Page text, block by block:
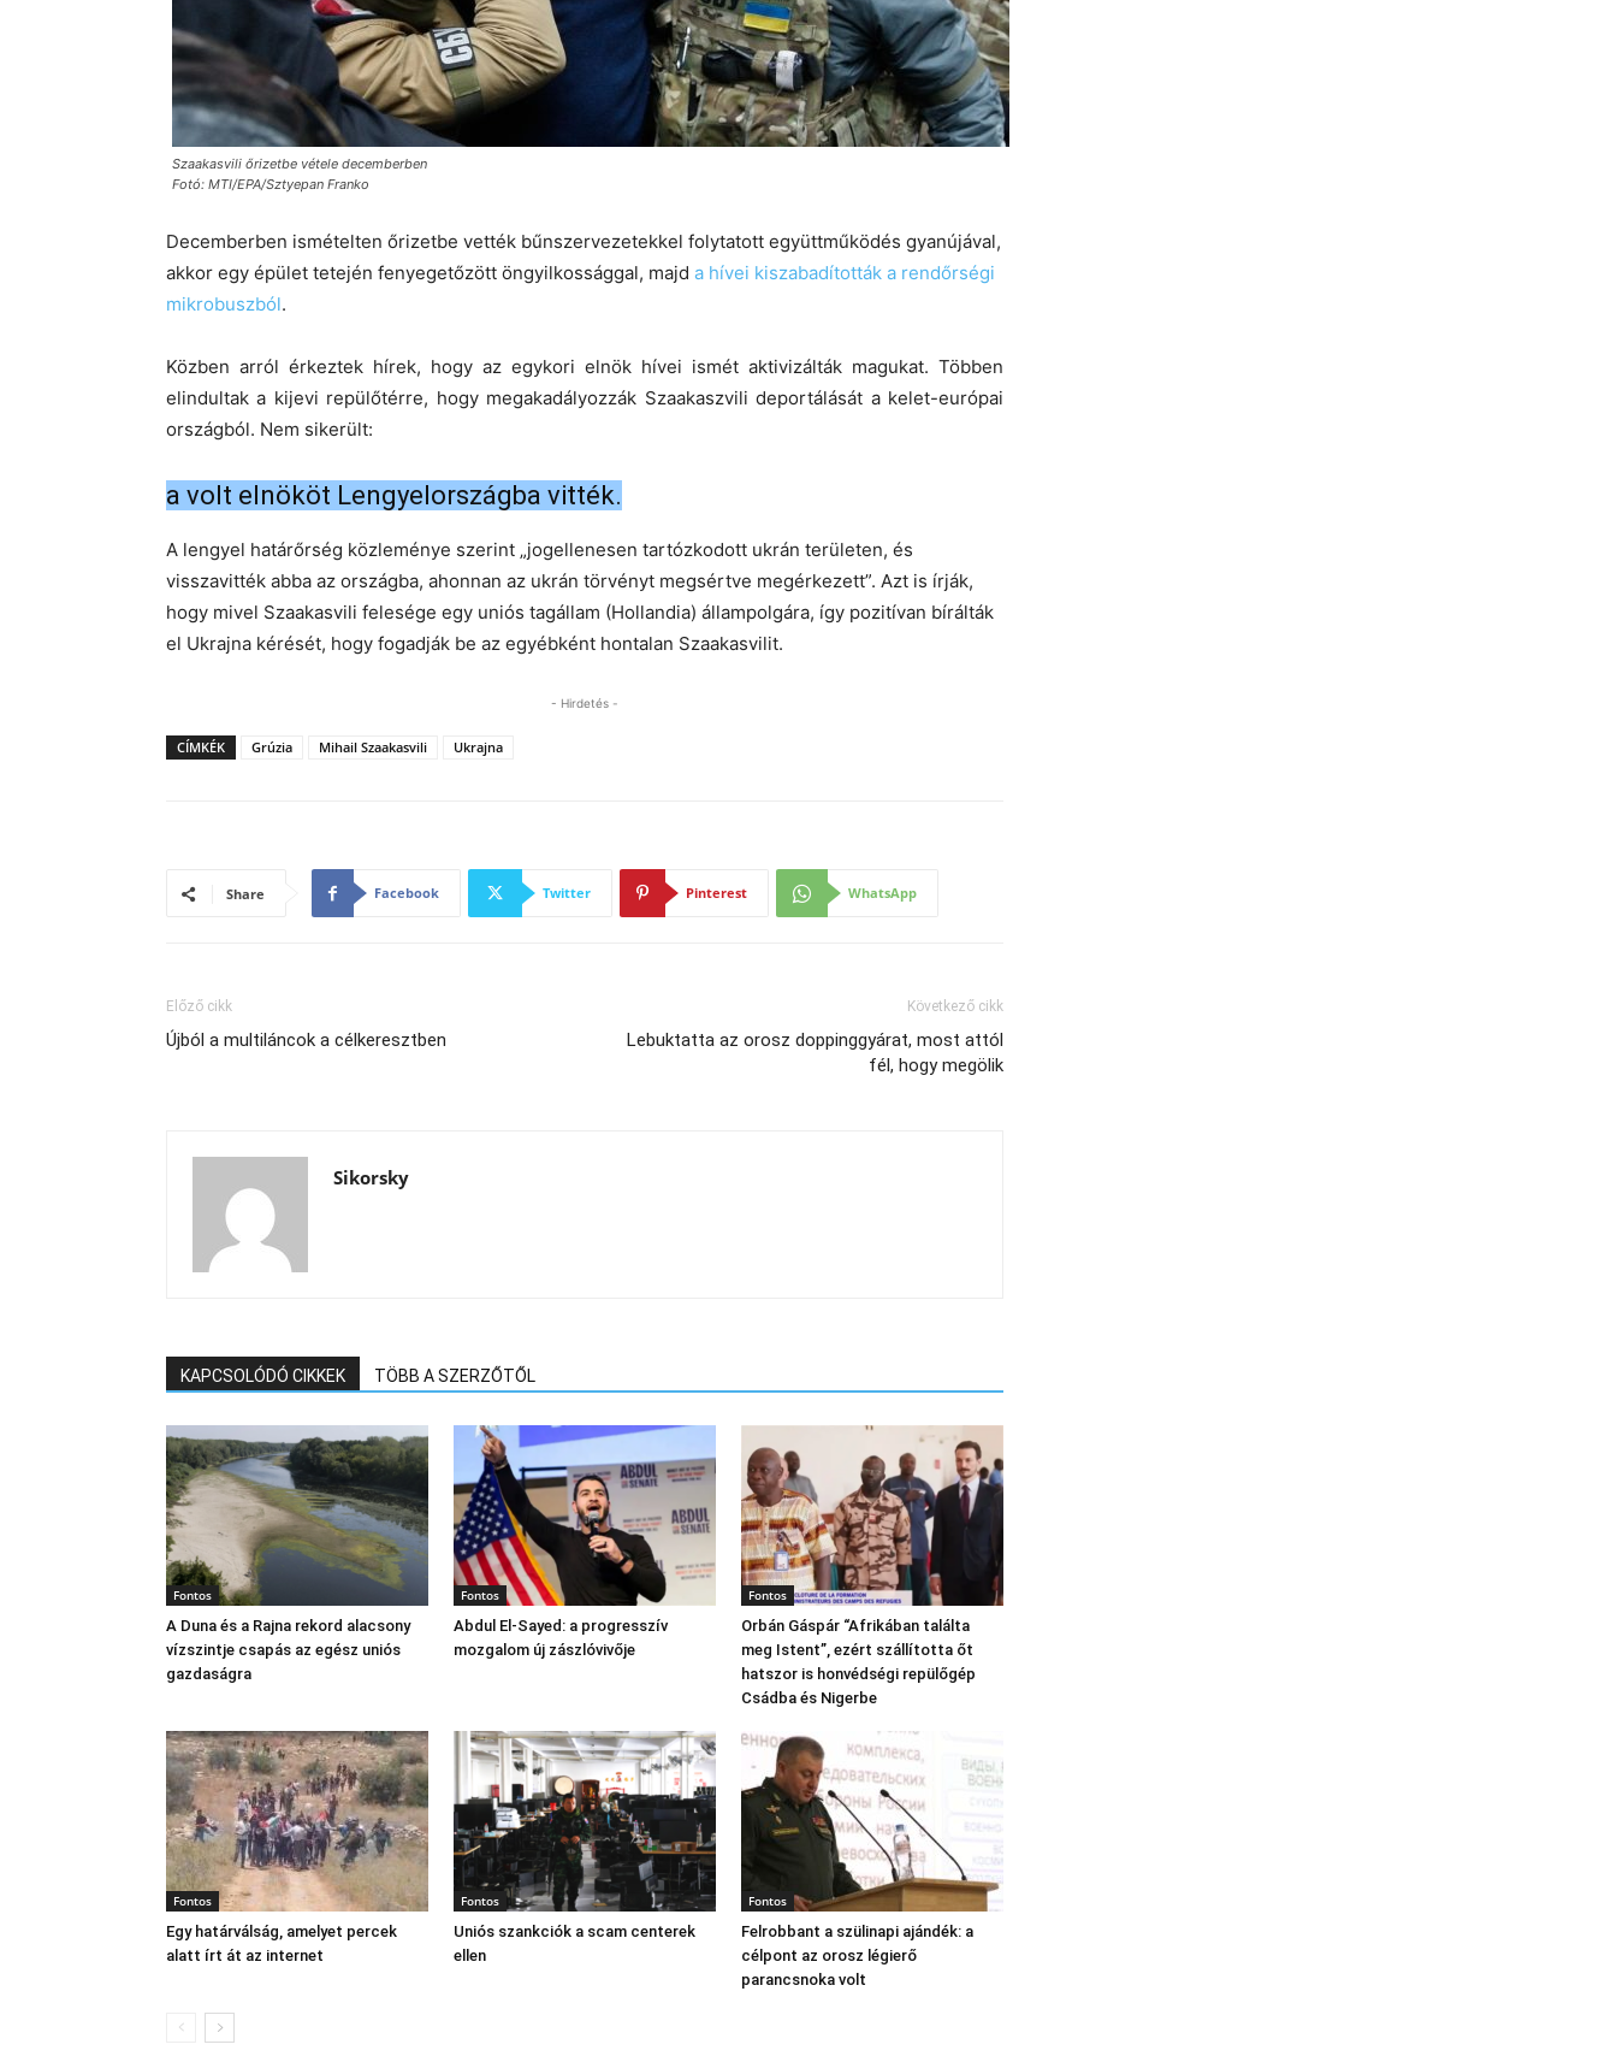
Szaakasvili őrizetbe vétele decemberben
Fotó: MTI/EPA/Sztyepan Franko
Decemberben ismételten őrizetbe vették bűnszervezetekkel folytatott együttműködés gyanújával,
akkor egy épület tetején fenyegetőzött öngyilkossággal, majd a hívei kiszabadították a rendőrségi
mikrobuszból.
Közben arról érkeztek hírek, hogy az egykori elnök hívei ismét aktivizálták magukat. Többen
elindultak a kijevi repülőtérre, hogy megakadályozzák Szaakaszvili deportálását a kelet-európai
országból. Nem sikerült:
a volt elnököt Lengyelországba vitték.
A lengyel határőrség közleménye szerint „jogellenesen tartózkodott ukrán területen, és
visszavitték abba az országba, ahonnan az ukrán törvényt megsértve megérkezett”. Azt is írják,
hogy mivel Szaakasvili felesége egy uniós tagállam (Hollandia) állampolgára, így pozitívan bírálták
el Ukrajna kérését, hogy fogadják be az egyébként hontalan Szaakasvilit.
- Hirdetés -
CÍMKÉK Grúzia Mihail Szaakasvili Ukrajna
Share Facebook Twitter Pinterest WhatsApp
Előző cikk
Újból a multiláncok a célkeresztben
Következő cikk
Lebuktatta az orosz doppinggyárat, most attól
fél, hogy megölik
Sikorsky
KAPCSOLÓDÓ CIKKEK TÖBB A SZERZŐTŐL
Fontos
A Duna és a Rajna rekord alacsony
vízszintje csapás az egész uniós
gazdaságra
Fontos
Abdul El‑Sayed: a progresszív
mozgalom új zászlóvivője
Fontos
Orbán Gáspár “Afrikában találta
meg Istent”, ezért szállította őt
hatszor is honvédségi repülőgép
Csádba és Nigerbe
Fontos
Egy határválság, amelyet percek
alatt írt át az internet
Fontos
Uniós szankciók a scam centerek
ellen
Fontos
Felrobbant a szülinapi ajándék: a
célpont az orosz légierő
parancsnoka volt